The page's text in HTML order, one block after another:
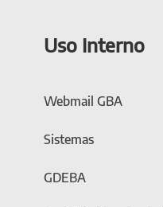
Uso Interno
Webmail GBA
Sistemas
GDEBA